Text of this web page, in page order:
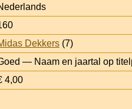
Dekkers (7)
— Naam en jaartal op
4,00